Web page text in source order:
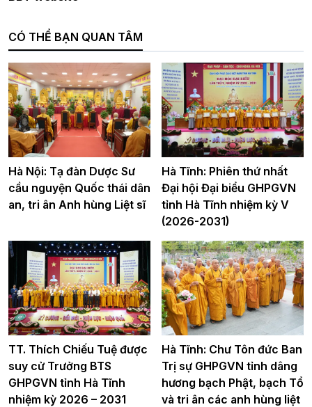
CÓ THỂ BẠN QUAN TÂM
Hà Nội: Tạ đàn Dược Sư
cầu nguyện Quốc thái dân
an, tri ân Anh hùng Liệt sĩ
Hà Tĩnh: Phiên thứ nhất
Đại hội Đại biểu GHPGVN
tỉnh Hà Tĩnh nhiệm kỳ V
(2026-2031)
TT. Thích Chiếu Tuệ được
suy cử Trưởng BTS
GHPGVN tỉnh Hà Tĩnh
nhiệm kỳ 2026 – 2031
Hà Tĩnh: Chư Tôn đức Ban
Trị sự GHPGVN tỉnh dâng
hương bạch Phật, bạch Tổ
và tri ân các anh hùng liệt